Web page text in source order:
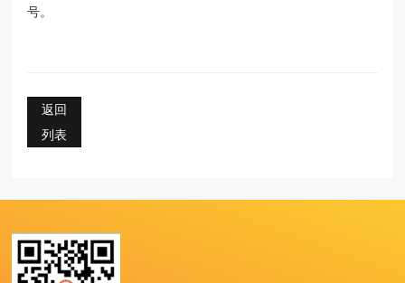
号。
返回
列表